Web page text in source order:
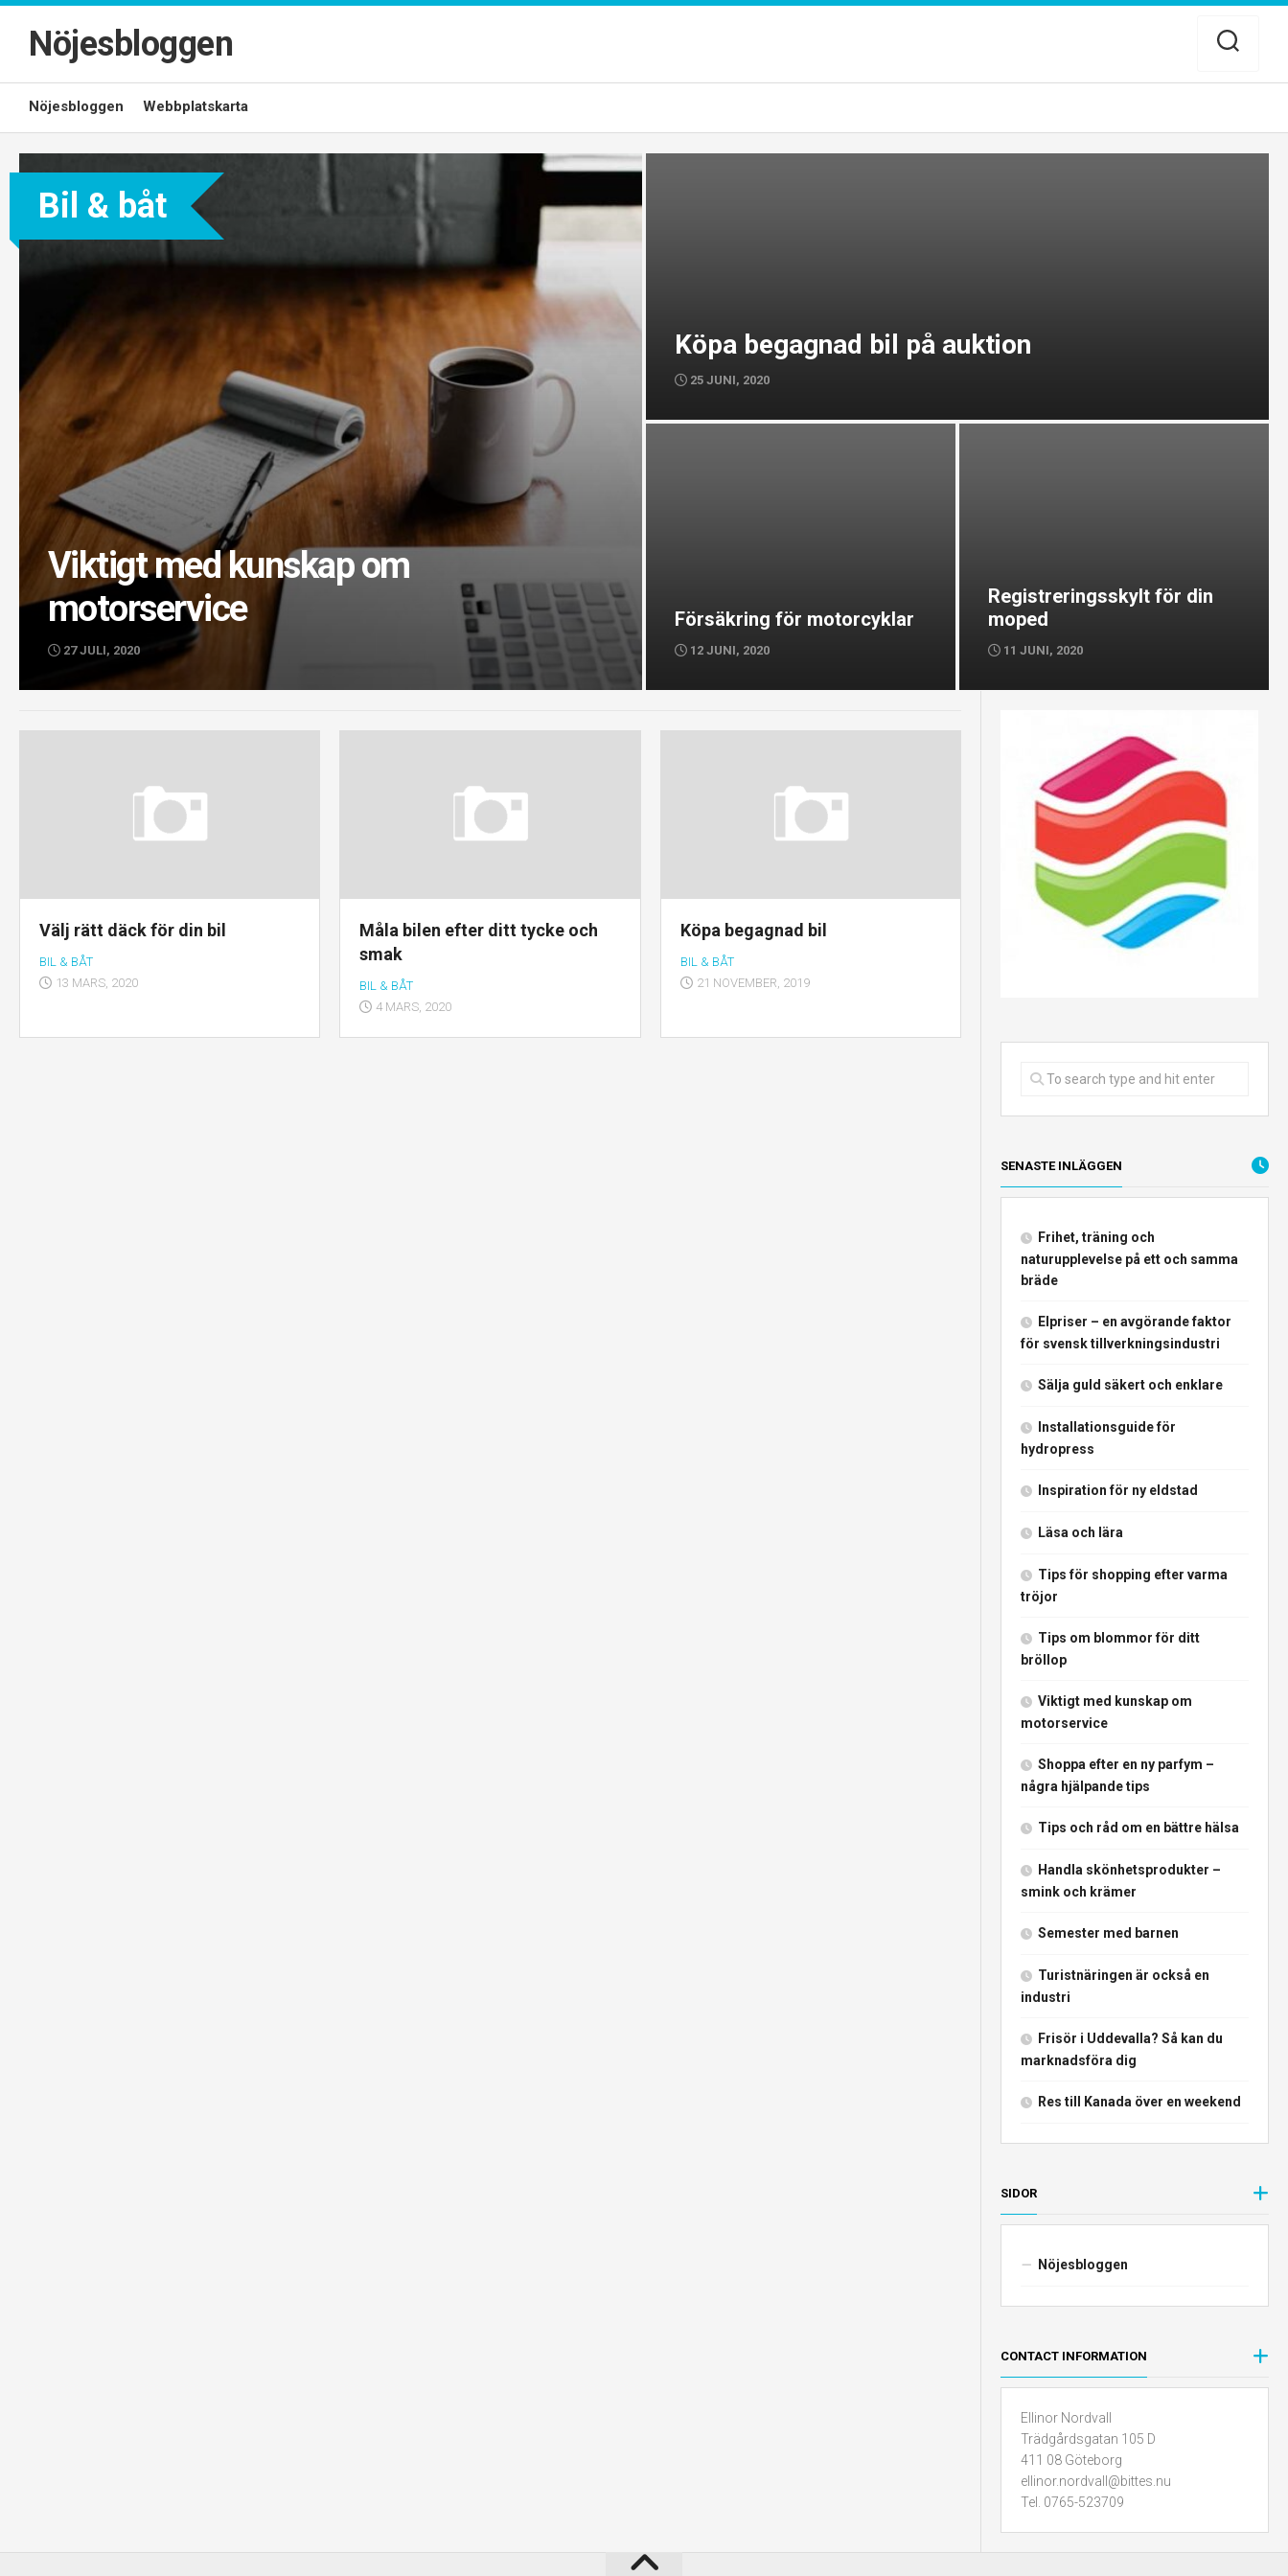
Skip
contentNöjesbloggen
Nöjesbloggen Webbplatskarta
Viktigt med kunskap om
motorservice
27 JULI, 2020
Köpa begagnad bil på auktion
25 JUNI, 2020
Försäkring för motorcyklar
12 JUNI, 2020
Registreringsskylt för din
moped
11 JUNI, 2020
Bil & båt
Välj rätt däck för din bil
BIL & BÅT
13 MARS, 2020
Måla bilen efter ditt tycke och
smak
BIL & BÅT
4 MARS, 2020
Köpa begagnad bil
BIL & BÅT
21 NOVEMBER, 2019
SENASTE INLÄGGEN
Frihet, träning och
naturupplevelse på ett och samma
bräde
Elpriser – en avgörande faktor
för svensk tillverkningsindustri
Sälja guld säkert och enklare
Installationsguide för
hydropress
Inspiration för ny eldstad
Läsa och lära
Tips för shopping efter varma
tröjor
Tips om blommor för ditt
bröllop
Viktigt med kunskap om
motorservice
Shoppa efter en ny parfym –
några hjälpande tips
Tips och råd om en bättre hälsa
Handla skönhetsprodukter –
smink och krämer
Semester med barnen
Turistnäringen är också en
industri
Frisör i Uddevalla? Så kan du
marknadsföra dig
Res till Kanada över en weekend
SIDOR
Nöjesbloggen
CONTACT INFORMATION
Ellinor Nordvall
Trädgårdsgatan 105 D
411 08 Göteborg
ellinor.nordvall@bittes.nu
Tel. 0765-523709